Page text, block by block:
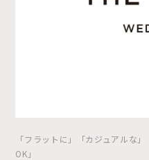
「フラットに」「カジュアルな
OK」